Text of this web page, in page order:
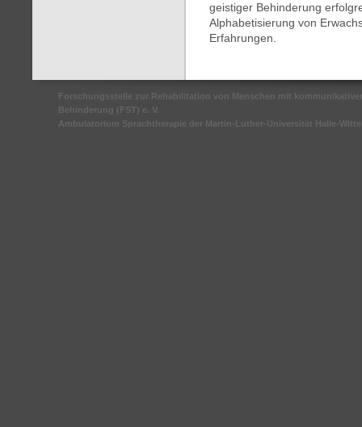
geistiger Behinderung
Alphabetisierung von
Erfahrungen.
Forschungsstelle zur Rehabilitation von Menschen mit kommunikativer
Behinderung (FST) e. V.
Ambulatorium Sprachtherapie der Martin-Luther-Universität Halle-